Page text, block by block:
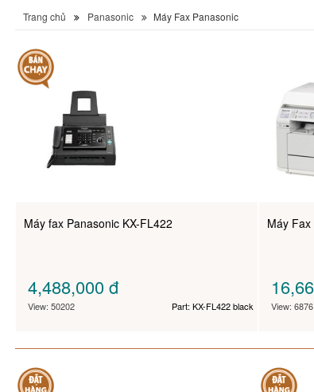
Trang chủ Panasonic Máy Fax Panasonic
Máy fax Panasonic KX-FL422
4,488,000đ
View: 50202 Part: KX-FL422 black
Máy Fax
View: 6876